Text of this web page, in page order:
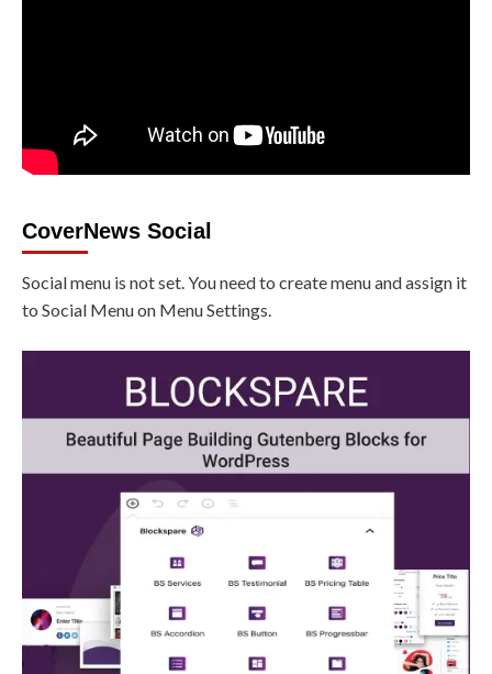
CoverNews Social
Social menu is not set. You need to create menu and assign it
to Social Menu on Menu Settings.